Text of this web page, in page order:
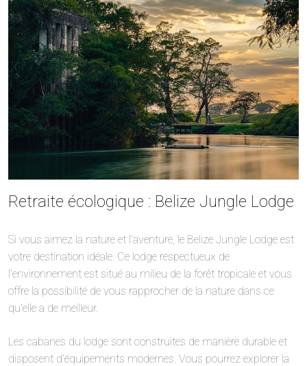
Retraite écologique : Belize Jungle Lodge
Si vous aimez la nature et l’aventure, le Belize Jungle Lodge est
votre destination idéale. Ce lodge respectueux de
l’environnement est situé au milieu de la forêt tropicale et vous
offre la possibilité de vous rapprocher de la nature dans ce
qu’elle a de meilleur.
Les cabanes du lodge sont construites de manière durable et
disposent d’équipements modernes. Vous pourrez explorer la